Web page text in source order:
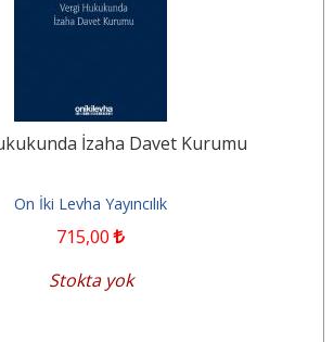
İzaha Davet Kurumu
On İki Levha Yayıncılık
715,00
Stokta yok